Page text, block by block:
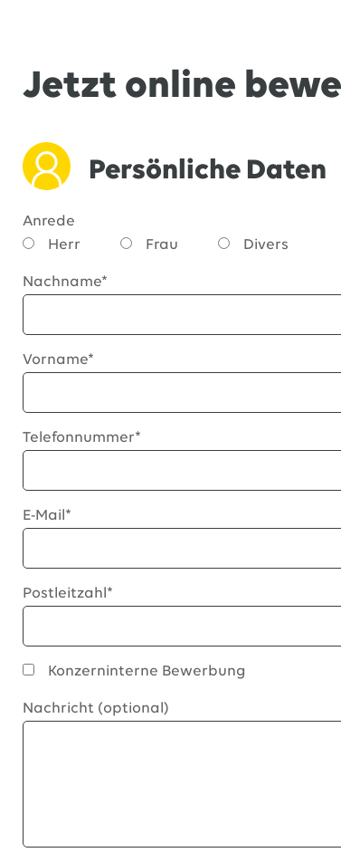
Jetzt online
Persönliche Daten
Anrede
Herr
Frau Divers
Nachname*
Vorname*
Telefonnummer*
E-Mail*
Postleitzahl*
Konzerninterne Bewerbung
Nachricht (optional)